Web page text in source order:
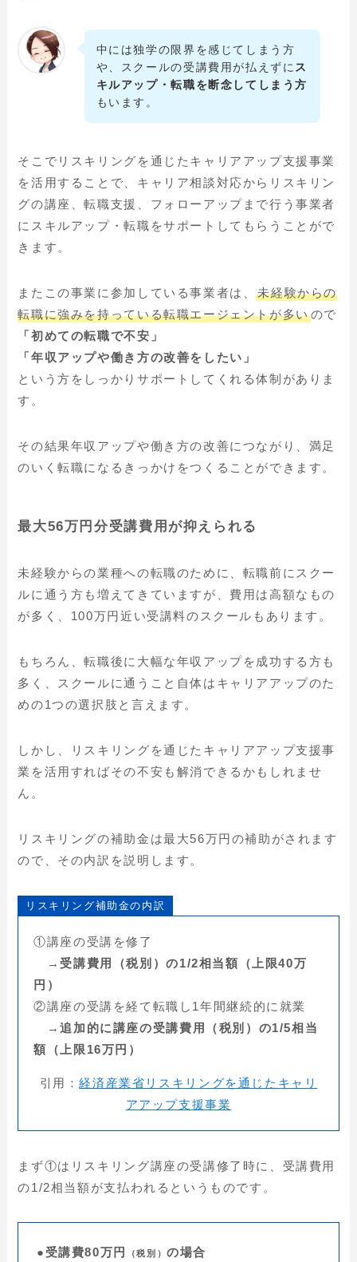
中には独学の限界を感じてしまう方
や、スクールの受講費用が払えずにス
キルアップ・転職を断念してしまう方
もいます。
そこでリスキリングを通じたキャリアアップ支援事業
を活用することで、キャリア相談対応からリスキリン
グの講座、転職支援、フォローアップまで行う事業者
にスキルアップ・転職をサポートしてもらうことがで
きます。
またこの事業に参加している事業者は、未経験からの
転職に強みを持っている転職エージェントが多いので
「初めての転職で不安」
「年収アップや働き方の改善をしたい」
という方をしっかりサポートしてくれる体制がありま
す。
その結果年収アップや働き方の改善につながり、満足
のいく転職になるきっかけをつくることができます。
最大56万円分受講費用が抑えられる
未経験からの業種への転職のために、転職前にスクー
ルに通う方も増えてきていますが、費用は高額なもの
が多く、100万円近い受講料のスクールもあります。
もちろん、転職後に大幅な年収アップを成功する方も
多く、スクールに通うこと自体はキャリアアップのた
めの1つの選択肢と言えます。
しかし、リスキリングを通じたキャリアアップ支援事
業を活用すればその不安も解消できるかもしれませ
ん。
リスキリングの補助金は最大56万円の補助がされます
ので、その内訳を説明します。
リスキリング補助金の内訳
①講座の受講を修了
→ 受講費用（税別）の1/2相当額（上限40万
円）
②講座の受講を経て転職し1年間継続的に就業
→追加的に講座の受講費用（税別）の1/5相当
額（上限16万円）
引用：経済産業省リスキリングを通じたキャリ
アアップ支援事業
まず①はリスキリング講座の受講修了時に、受講費用
の1/2相当額が支払われるというものです。
●受講費80万円 （税別）の場合